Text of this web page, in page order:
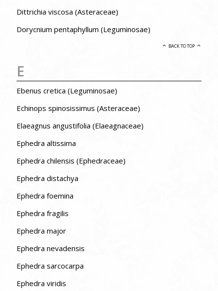
Dittrichia viscosa (Asteraceae)
Dorycnium pentaphyllum (Leguminosae)
BACK TO TOP
E
Ebenus cretica (Leguminosae)
Echinops spinosissimus (Asteraceae)
Elaeagnus angustifolia (Elaeagnaceae)
Ephedra altissima
Ephedra chilensis (Ephedraceae)
Ephedra distachya
Ephedra foemina
Ephedra fragilis
Ephedra major
Ephedra nevadensis
Ephedra sarcocarpa
Ephedra viridis